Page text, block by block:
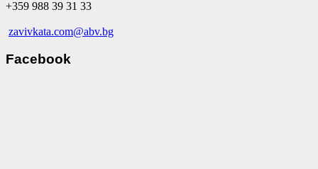
+359 988 39 31 33
zavivkata.com@abv.bg
Facebook